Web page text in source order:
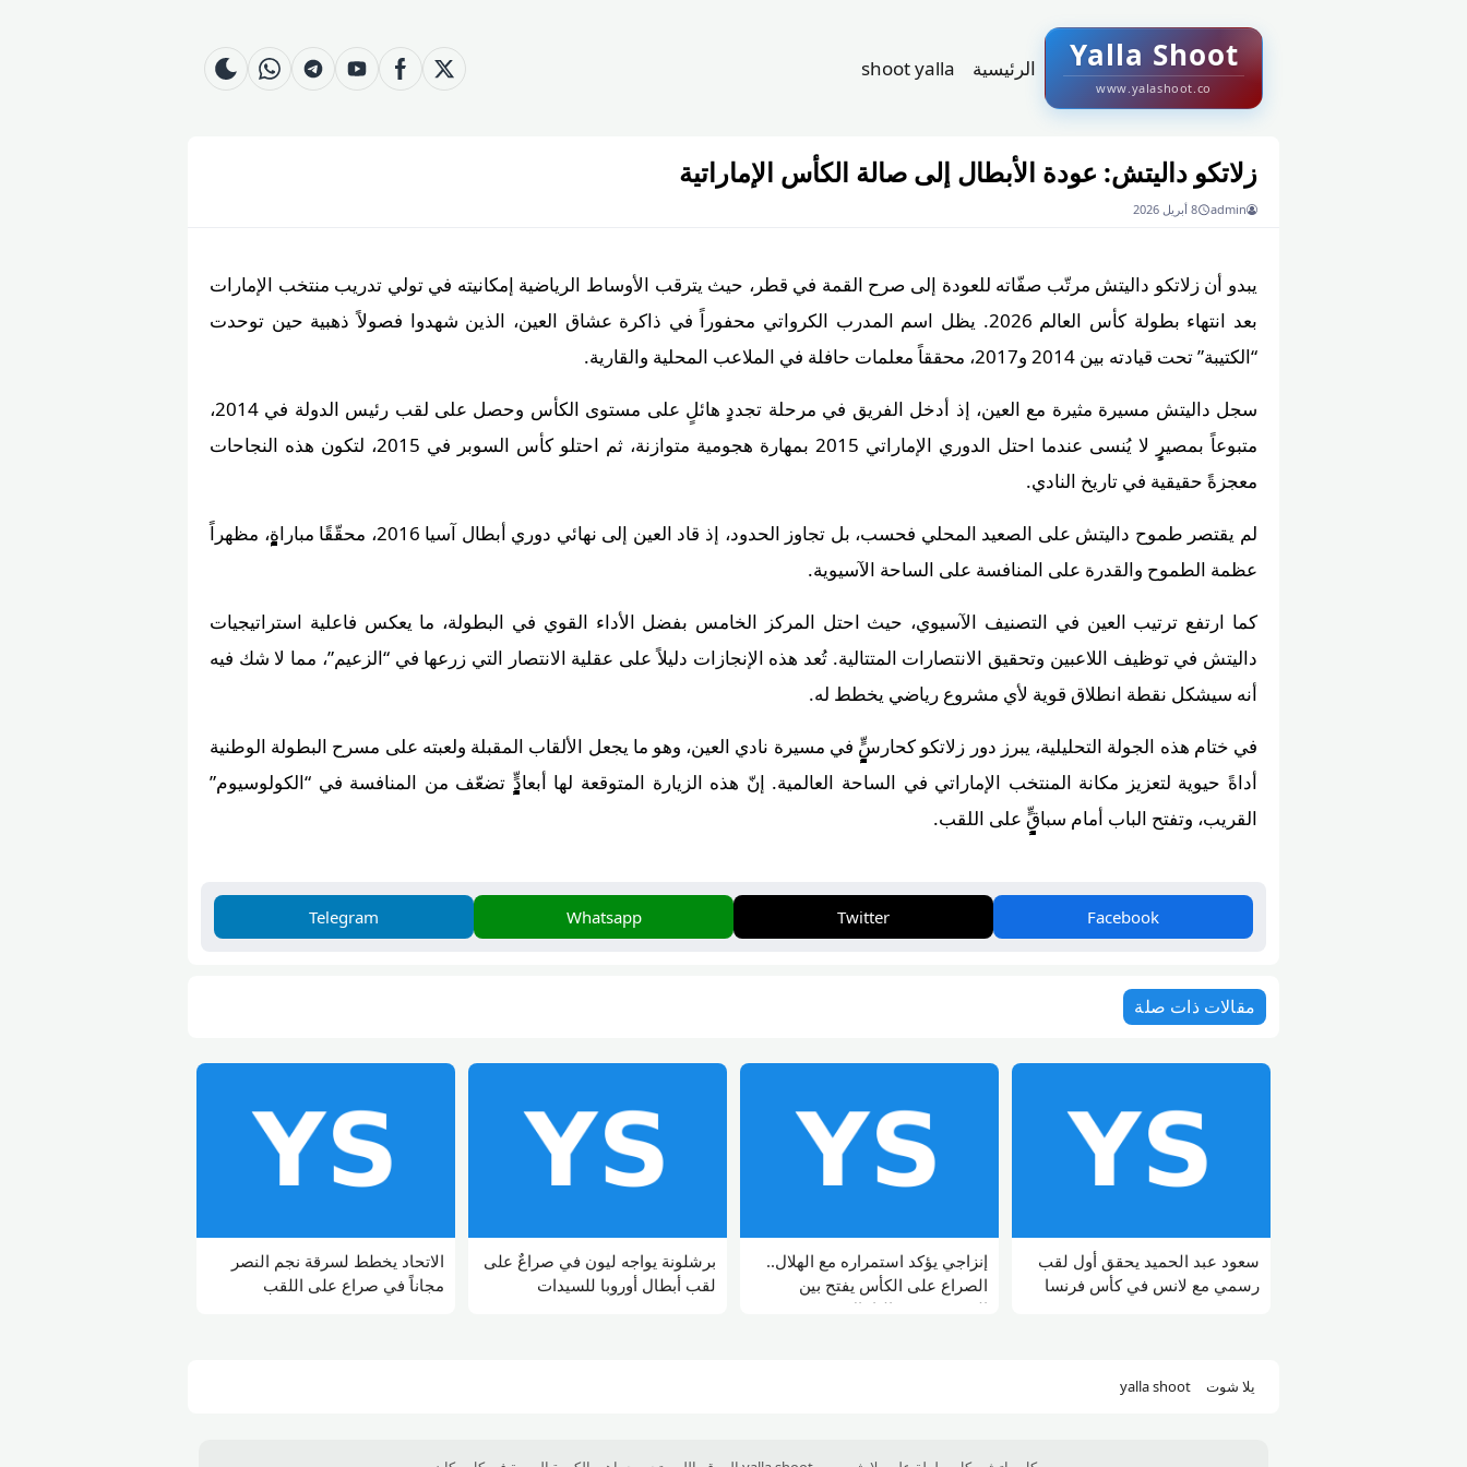
Yalla Shoot
www.yalashoot.co
الرئيسية shoot yalla
twitter
facebook
youtube
telegram
whatsapp
skin
زلاتكو داليتش: عودة الأبطال إلى صالة الكأس الإماراتية
admin 8 أبريل 2026
يبدو أن زلاتكو داليتش مرتّب صفّاته للعودة إلى صرح القمة في قطر، حيث يترقب الأوساط الرياضية إمكانيته في تولي تدريب منتخب الإمارات
بعد انتهاء بطولة كأس العالم 2026. يظل اسم المدرب الكرواتي محفوراً في ذاكرة عشاق العين، الذين شهدوا فصولاً ذهبية حين توحدت
“الكتيبة” تحت قيادته بين 2014 و2017، محققاً معلمات حافلة في الملاعب المحلية والقارية.
سجل داليتش مسيرة مثيرة مع العين، إذ أدخل الفريق في مرحلة تجددٍٍ هائلٍ على مستوى الكأس وحصل على لقب رئيس الدولة في 2014،
متبوعاً بمصيرٍٍٍ لا يُنسى عندما احتل الدوري الإماراتي 2015 بمهارة هجومية متوازنة، ثم احتلو كأس السوبر في 2015، لتكون هذه النجاحات
معجزةً حقيقية في تاريخ النادي.
لم يقتصر طموح داليتش على الصعيد المحلي فحسب، بل تجاوز الحدود، إذ قاد العين إلى نهائي دوري أبطال آسيا 2016، محقّقًا مباراةٍٍٍٍٍٍٍٍٍٍٍٍٍٍٍٍٍٍٍٍٍٍٍٍٍٍٍٍٍٍٍٍٍٍٍٍٍٍٍٍٍٍٍٍٍٍٍٍٍٍٍٍٍٍٍٍٍٍٍٍٍٍٍٍٍٍٍٍٍٍٍٍٍٍٍٍٍٍٍٍٍٍٍٍٍٍٍٍٍٍٍٍٍٍٍٍٍٍٍٍٍٍٍٍٍٍٍٍٍٍٍٍٍٍٍٍٍٍٍٍٍٍٍٍٍٍٍٍٍٍٍٍ، مظهراً
عظمة الطموح والقدرة على المنافسة على الساحة الآسيوية.
كما ارتفع ترتيب العين في التصنيف الآسيوي، حيث احتل المركز الخامس بفضل الأداء القوي في البطولة، ما يعكس فاعلية استراتيجيات
داليتش في توظيف اللاعبين وتحقيق الانتصارات المتتالية. تُعد هذه الإنجازات دليلاً على عقلية الانتصار التي زرعها في “الزعيم”، مما لا شك فيه
أنه سيشكل نقطة انطلاق قوية لأي مشروع رياضي يخطط له.
في ختام هذه الجولة التحليلية، يبرز دور زلاتكو كحارسٍٍٍٍٍٍٍٍٍٍٍٍٍٍٍٍٍٍٍٍٍٍٍٍٍٍٍٍٍٍٍٍٍٍٍٍٍٍٍٍٍٍٍٍٍٍٍٍٍٍٍٍٍٍٍٍٍٍٍٍٍٍٍٍٍٍٍٍٍٍٍٍٍٍٍٍٍٍّ في مسيرة نادي العين، وهو ما يجعل الألقاب المقبلة ولعبته على مسرح البطولة الوطنية
أداةً حيوية لتعزيز مكانة المنتخب الإماراتي في الساحة العالمية. إنّ هذه الزيارة المتوقعة لها أبعادٍٍٍٍٍٍٍٍٍٍٍٍٍٍٍٍٍٍٍٍٍٍٍٍٍٍٍٍٍٍٍٍٍٍٍٍٍٍٍٍٍٍٍٍٍٍٍٍٍٍٍٍّ تضعّف من المنافسة في “الكولوسيوم”
القريب، وتفتح الباب أمام سباقٍٍٍٍٍٍٍٍٍٍٍٍٍٍٍٍٍٍٍٍٍٍٍٍٍٍٍٍٍٍٍٍٍٍٍٍٍٍٍٍٍٍٍٍٍّ على اللقب.
Facebook
Twitter
Whatsapp
Telegram
مقالات ذات صلة
سعود عبد الحميد يحقق أول لقب
رسمي مع لانس في كأس فرنسا
إنزاجي يؤكد استمراره مع الهلال..
الصراع على الكأس يفتح بين
الفينيسيوس واليامال
برشلونة يواجه ليون في صراعٌ على
لقب أبطال أوروبا للسيدات
الاتحاد يخطط لسرقة نجم النصر
مجاناً في صراع على اللقب
يلا شوت yalla shoot